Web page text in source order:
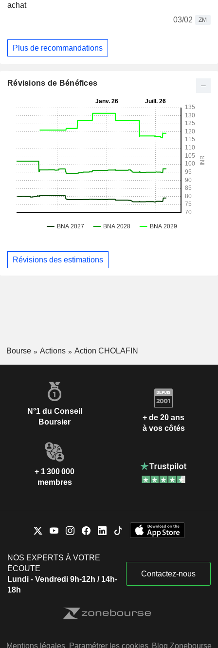
achat
03/02
ZM
Plus de recommandations
Révisions de Bénéfices
Révisions des estimations
Bourse Actions Action CHOLAFIN
N°1 du Conseil
Boursier
+ de 20 ans
à vos côtés
+ 1 300 000
membres
NOS EXPERTS À VOTRE
ÉCOUTE
Lundi - Vendredi 9h-12h / 14h-
18h
Contactez-nous
Mentions légales Paramétrer les cookies Blog Zonebourse